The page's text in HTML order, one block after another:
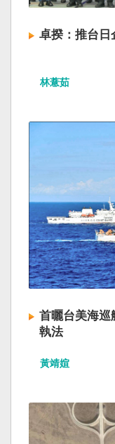
卓揆：推台日
林薏茹
首曬台美海巡
執法
黃靖媗